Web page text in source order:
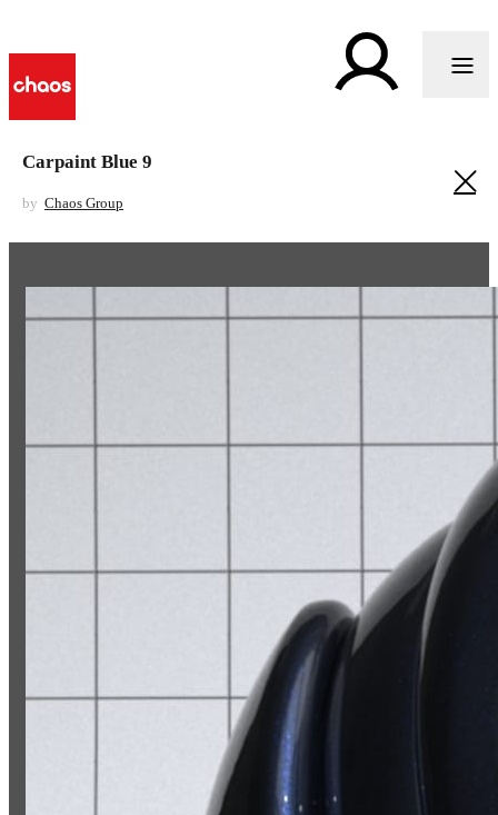
Carpaint Blue 9
by Chaos Group